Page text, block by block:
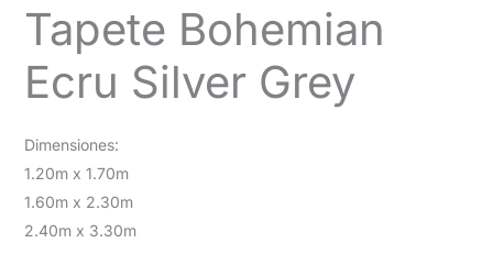
Tapete Bohemian
Ecru Silver Grey
Dimensiones:
1.20m x 1.70m
1.60m x 2.30m
2.40m x 3.30m